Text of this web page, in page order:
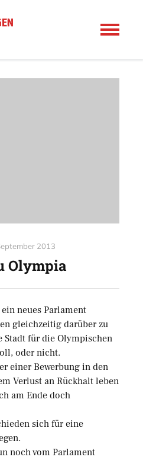
2013
Olympia
neues Parlament
gleichzeitig darüber zu
Stadt für die Olympischen
oder nicht.
einer Bewerbung in den
Verlust an Rückhalt leben
am Ende doch
sich für eine
noch vom Parlament